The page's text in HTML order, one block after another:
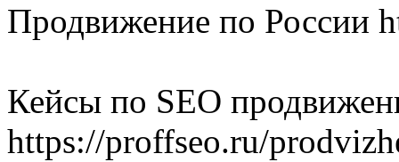
Продвижение по России
Кейсы по SEO
https://proffseo.ru/